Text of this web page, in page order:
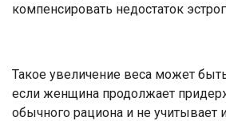
компенсировать недостаток
Такое увеличение веса может
если женщина продолжает
обычного рациона и не учитывает